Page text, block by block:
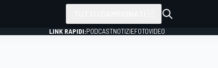
LINK RAPIDI:PODCASTNOTIZIEFOTOVIDEO